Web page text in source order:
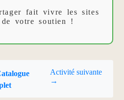
fait vivre les sites
votre soutien !
Activité suivante
→